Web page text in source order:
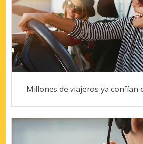
Millones de viajeros ya confían